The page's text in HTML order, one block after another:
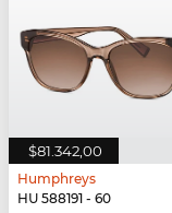
$81.342,00
Humphreys
HU 588191 - 60